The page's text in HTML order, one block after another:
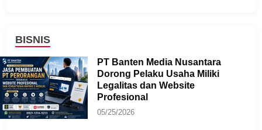
BISNIS
PT Banten Media Nusantara
Dorong Pelaku Usaha Miliki
Legalitas dan Website
Profesional
05/25/2026